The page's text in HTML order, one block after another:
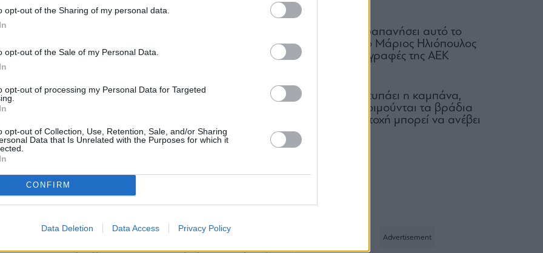
opt-out of the Sharing of my personal data.
opt-out of the Sale of my Personal Data.
opt-out of processing my Personal Data for Targeted
opt-out of Collection, Use, Retention, Sale, and/or Sharing
Data that Is Unrelated with the Purposes for which it
CONFIRM
Data Deletion Data Access Privacy Policy
με τη συνιστώμενη προστασία θα διηθούν
το φάσμα της UV. Με άλλα λόγια, θα παρέχουν 99-
της UVA και της UVB.
για τα γυαλιά ηλίου δεν υπάρχει», εξηγεί ο Δρ.
έχει βρει η ιατρική έρευνα έναν τρόπο για να
των προστατευτικών φίλτρων τους αναλόγως
κανόνας, όμως, είναι πως όσο πιο παλιά είναι,
πιθανότητες να μην προστατεύουν πια επαρκώς τα
συνιστάται προληπτικός έλεγχος της
τους σε ένα κατάστημα οπτικών».
Πόσα έχει δαπανήσει αυτό το
καλοκαίρι ο Μάριος Ηλιόπουλος
για τις μεταγραφές της ΑΕΚ
Για ποιον χτυπάει η καμπάνα,
ποιοι δεν κοιμούνται τα βράδια
και ποια μετοχή μπορεί να ανέβει